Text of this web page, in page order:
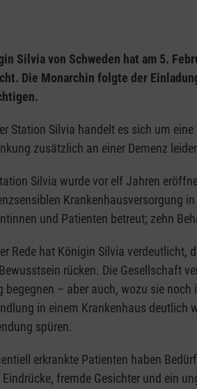
Silvia von Schweden hat am 5.
Die Monarchin folgte der
Station Silvia handelt es sich um
zusätzlich an einer Demenz
Silvia wurde vor elf Jahren
Krankenhausversorgung
und Patienten betreut; zehn
Rede hat Königin Silvia verdeutlicht,
rücken. Die Gesellschaft
begegnen – aber auch, wozu sie noch
in einem Krankenhaus deutlich
spüren.
erkrankte Patienten haben
Eindrücke, fremde Gesichter und ein